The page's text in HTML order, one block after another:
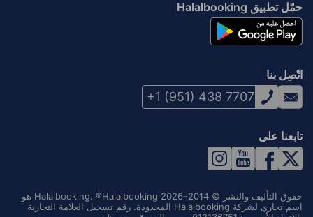
حمّل تطبيق Halalbooking
اتّصِل بنا
+1 (951) 438 7707
تابعنا على
حقوق التأليف والنشر © 2014–2026 Halalbooking. ®Halalbooking هو
اسم تجاري لشركة Halalbooking المحدودة. رقم تسجيل العلامة التجارية